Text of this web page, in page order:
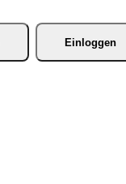
Einloggen